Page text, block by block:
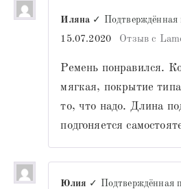
Иляна ✓ Подтверждённая
15.07.2020
Отзыв с
Ремень понравился.
мягкая, покрытие
то, что надо. Длина
подгоняется
Юлия ✓ Подтверждённая